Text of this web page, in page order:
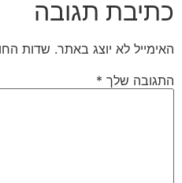
כתיבת תגובה
האימייל לא יוצג באתר. שדות
התגובה שלך *